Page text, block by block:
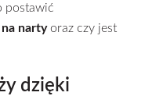
postawić
nartyoraz czy jest
dzięki